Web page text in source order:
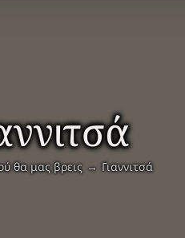
θα μας βρεις Γιαννιτσά